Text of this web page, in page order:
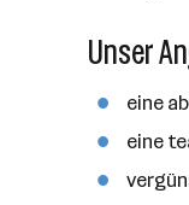
Unser
eine
eine